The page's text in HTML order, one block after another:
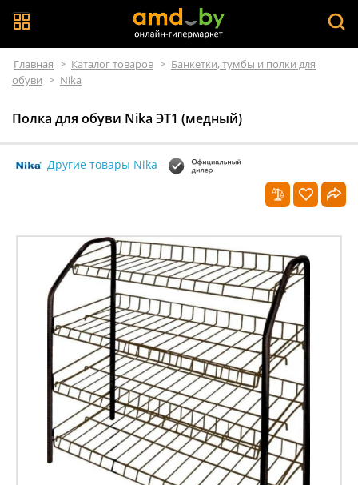
Главная > Каталог товаров > Банкетки, тумбы и полки для
обуви > Nika
Полка для обуви Nika ЭТ1 (медный)
Другие товары Nika